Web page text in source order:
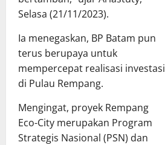
Selasa (21/11/2023).
Ia menegaskan, BP Batam pun
terus berupaya untuk
mempercepat realisasi investasi
di Pulau Rempang.
Mengingat, proyek Rempang
Eco-City merupakan Program
Strategis Nasional (PSN) dan